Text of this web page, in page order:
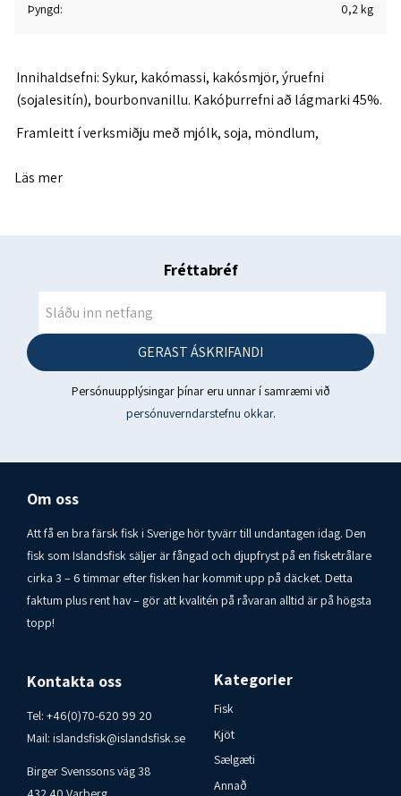
Þyngd
0,2 kg
Innihaldsefni: Sykur, kakómassi, kakósmjör, ýruefni
(sojalesitín), bourbonvanillu. Kakóþurrefni að lágmarki 45%.
Framleitt í verksmiðju með mjólk, soja, möndlum,
-------------------------------------------------------------- -------------------
Orka: 2256 / 538 kJ / kkal
Fita: 32 g
Þar af mettuð: 19 g
Kolvetni: 56 g
Þar af sykurtegundir: 54 g
Geymsluskilyrði: Best geymt á þurrum, köldum stað (15-
20°C).
Neytendasamband: Islandsfisk i Varberg AB 00-46-70-
6209920
Läs mer
Fréttabréf
GERAST ÁSKRIFANDI
Persónuupplýsingar þínar eru unnar í samræmi við
persónuverndarstefnu okkar.
Om oss
Att få en bra färsk fisk i Sverige hör tyvärr till undantagen idag. Den
fisk som Islandsfisk säljer är fångad och djupfryst på en fisketrålare
cirka 3 – 6 timmar efter fisken har kommit upp på däcket. Detta
faktum plus rent hav – gör att kvalitén på råvaran alltid är på högsta
topp!
Kontakta oss
Tel: +46(0)70-620 99 20
Mail: islandsfisk@islandsfisk.se
Birger Svenssons väg 38
Kategorier
Fisk
Kjöt
Sælgæti
Annað